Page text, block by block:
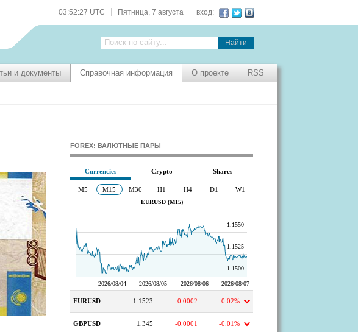
03:52:28 UTC Пятница, 7 августа вход:
Поиск по сайту...
и документы Справочная информация О проекте RSS
FOREX: ВАЛЮТНЫЕ ПАРЫ